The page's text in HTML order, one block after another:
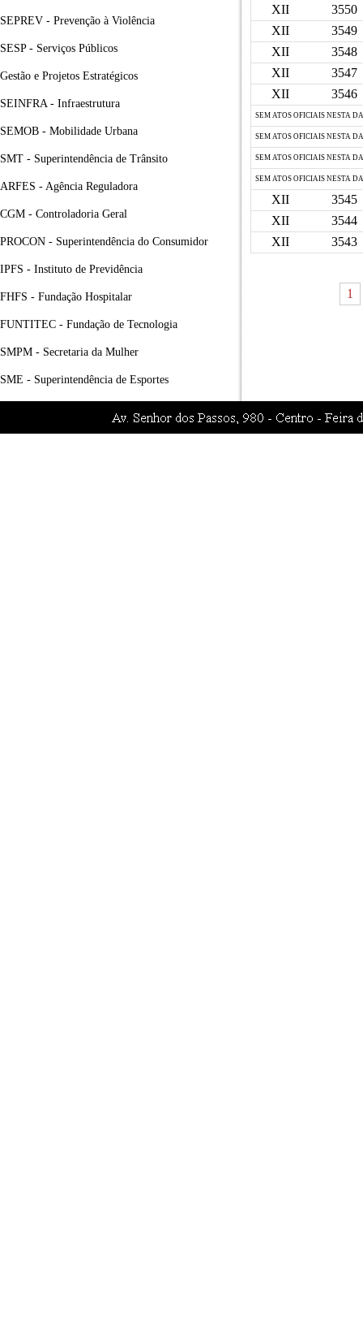
SEPREV - Prevenção à Violência
SESP - Serviços Públicos
Gestão e Projetos Estratégicos
SEINFRA - Infraestrutura
SEMOB - Mobilidade Urbana
SMT - Superintendência de Trânsito
ARFES - Agência Reguladora
CGM - Controladoria Geral
PROCON - Superintendência do Consumidor
IPFS - Instituto de Previdência
FHFS - Fundação Hospitalar
FUNTITEC - Fundação de Tecnologia
SMPM - Secretaria da Mulher
SME - Superintendência de Esportes
XII
3550
XII
3549
XII
3548
XII
3547
XII
3546
SEM ATOS OFICIAIS NESTA
SEM ATOS OFICIAIS NESTA
SEM ATOS OFICIAIS NESTA
SEM ATOS OFICIAIS NESTA
XII
3545
XII
3544
XII
3543
1